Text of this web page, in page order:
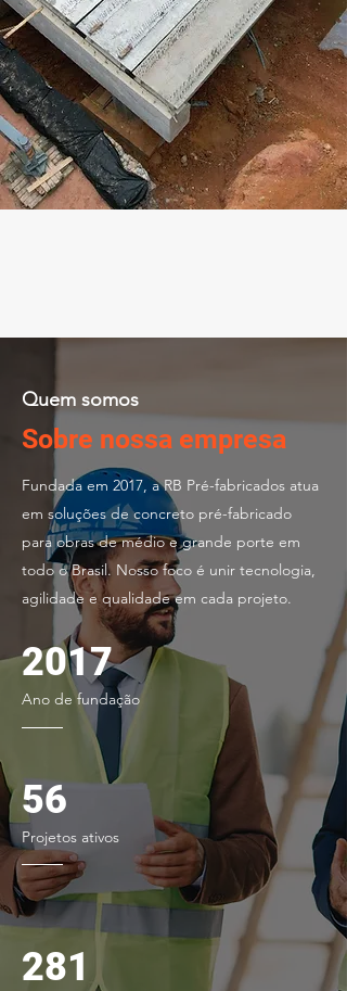
Quem somos
Sobre nossa empresa
Fundada em 2017, a RB Pré-fabricados atua
em soluções de concreto pré-fabricado
para obras de médio e grande porte em
todo o Brasil. Nosso foco é unir tecnologia,
agilidade e qualidade em cada projeto.
2017
Ano de fundação
56
Projetos ativos
281